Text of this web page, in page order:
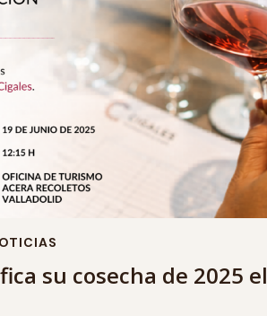
su cosecha de 2025 el